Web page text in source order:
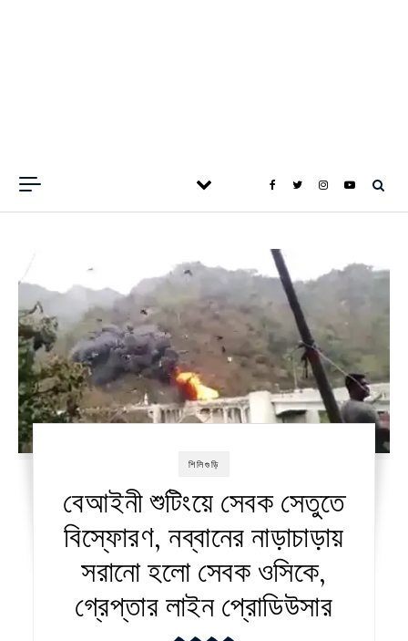
শিলিগুড়ি
বেআইনী শুটিংয়ে সেবক সেতুতে
বিস্ফোরণ, নব্বানের নাড়াচাড়ায়
সরানো হলো সেবক ওসিকে,
গ্রেপ্তার লাইন প্রোডিউসার